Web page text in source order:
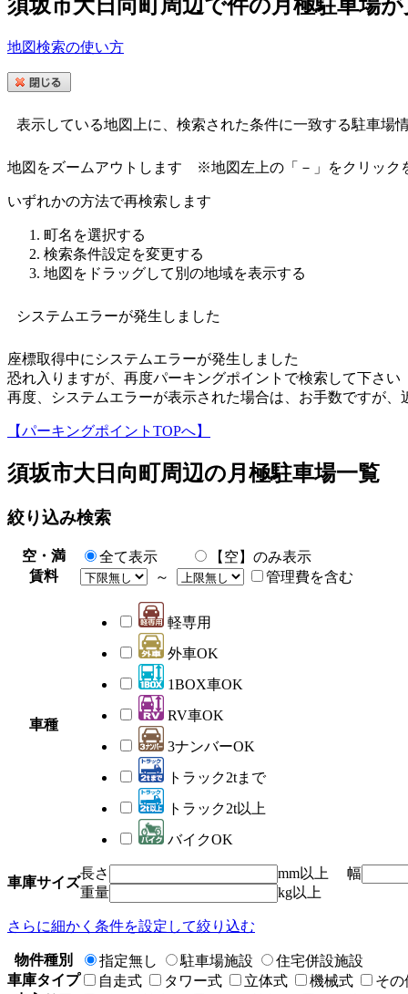
須坂市大日向町周辺で件の月極駐車場
地図検索の使い方
表示している地図上に、検索された条件に一致する駐車場
地図をズームアウトします ※地図左上の「－」をクリック
いずれかの方法で再検索します
町名を選択する
検索条件設定を変更する
地図をドラッグして別の地域を表示する
システムエラーが発生しました
座標取得中にシステムエラーが発生しました
恐れ入りますが、再度パーキングポイントで検索して下さい
再度、システムエラーが表示された場合は、お手数ですが
【パーキングポイントTOPへ】
須坂市大日向町 周辺の月極駐車場一覧
絞り込み検索
空・満 全て表示
【空】のみ表示
賃料
～ 管理費を含む
車種
軽専用
外車OK
1BOX車OK
RV車OK
3ナンバーOK
トラック2tまで
トラック2t以上
バイクOK
車庫サイズ
長さ mm以上 幅
重量
kg以上
さらに細かく条件を設定して絞り込む
物件種別 指定無し 駐車場施設
住宅併設施設
車庫タイプ
自走式 タワー式 立体式 機械式
その